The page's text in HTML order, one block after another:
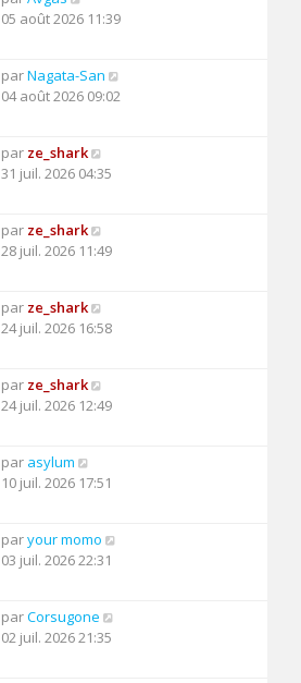
05 août 2026 11:39
parNagata-San
04 août 2026 09:02
par ze_shark
31 juil. 2026 04:35
par ze_shark
28 juil. 2026 11:49
par ze_shark
24 juil. 2026 16:58
par ze_shark
24 juil. 2026 12:49
par asylum
10 juil. 2026 17:51
paryour momo
03 juil. 2026 22:31
parCorsugone
02 juil. 2026 21:35